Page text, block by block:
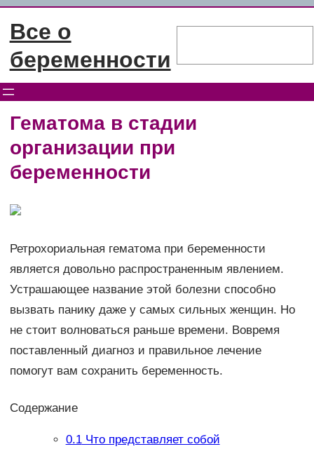
Перейти
содержимому
Все о
беременности
Гематома в стадии
организации при
беременности
Ретрохориальная гематома при беременности
является довольно распространенным явлением.
Устрашающее название этой болезни способно
вызвать панику даже у самых сильных женщин. Но
не стоит волноваться раньше времени. Вовремя
поставленный диагноз и правильное лечение
помогут вам сохранить беременность.
Содержание
0.1Что представляет собой